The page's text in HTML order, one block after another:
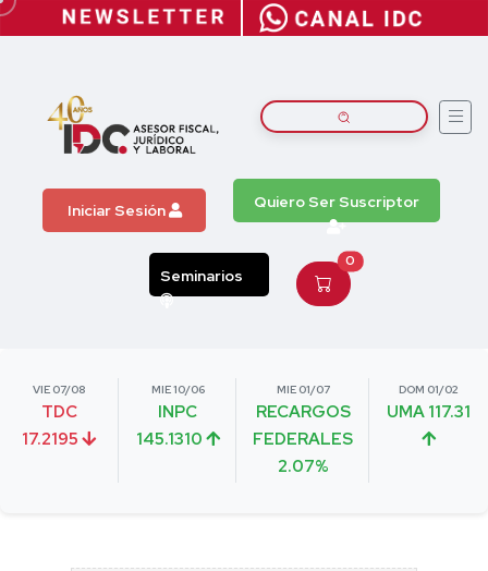
Iniciar Sesión Quiero Ser Suscriptor
Seminarios
0
VIE 07/08
TDC
17.2195
MIE 10/06
INPC
145.1310
MIE 01/07
RECARGOS
FEDERALES
2.07%
DOM 01/02
UMA 117.31